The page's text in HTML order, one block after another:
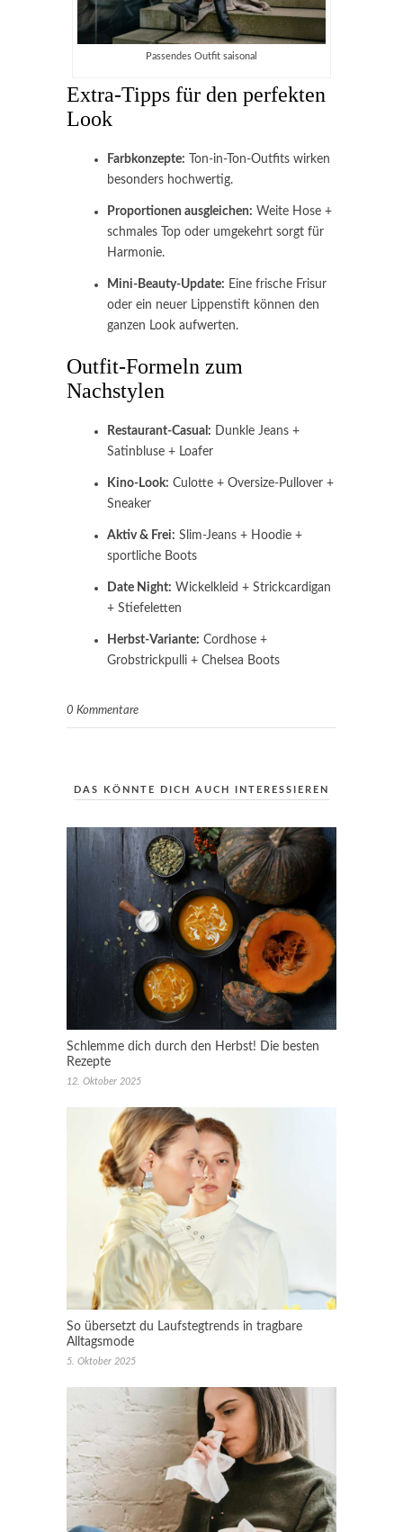
Passendes Outfit saisonal
Extra-Tipps für den perfekten
Look
Farbkonzepte: Ton-in-Ton-Outfits wirken
besonders hochwertig.
Proportionen ausgleichen: Weite Hose +
schmales Top oder umgekehrt sorgt für
Harmonie.
Mini-Beauty-Update: Eine frische Frisur
oder ein neuer Lippenstift können den
ganzen Look aufwerten.
Outfit-Formeln zum
Nachstylen
Restaurant-Casual: Dunkle Jeans +
Satinbluse + Loafer
Kino-Look: Culotte + Oversize-Pullover +
Sneaker
Aktiv & Frei: Slim-Jeans + Hoodie +
sportliche Boots
Date Night: Wickelkleid + Strickcardigan
+ Stiefeletten
Herbst-Variante: Cordhose +
Grobstrickpulli + Chelsea Boots
0 Kommentare
DAS KÖNNTE DICH AUCH INTERESSIEREN
Schlemme dich durch den Herbst! Die besten
Rezepte
12. Oktober 2025
So übersetzt du Laufstegtrends in tragbare
Alltagsmode
5. Oktober 2025